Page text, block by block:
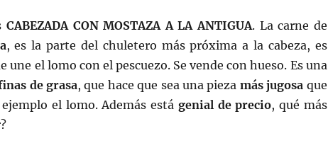
CABEZADA CON MOSTAZA A LA ANTIGUA. La carne de
, es la parte del chuletero más próxima a la cabeza, es
une el lomo con el pescuezo. Se vende con hueso. Es una
de grasa, que hace que sea una pieza más jugosa que
el lomo. Además está genial de precio, qué más